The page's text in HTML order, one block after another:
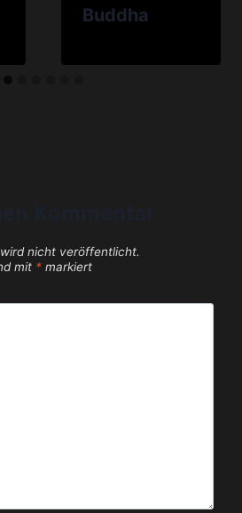
Buddha
nicht veröffentlicht.
mit * markiert